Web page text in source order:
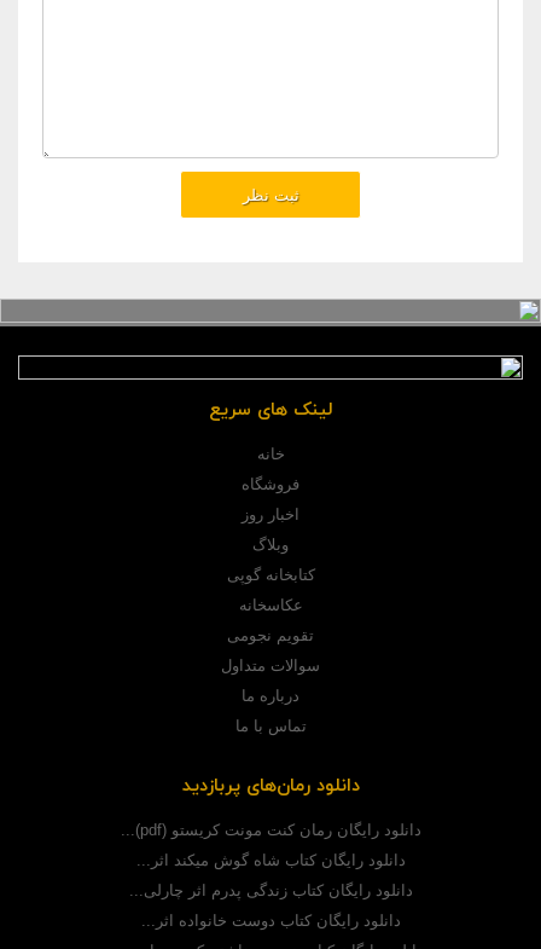
لینک های سریع
خانه
فروشگاه
اخبار روز
وبلاگ
کتابخانه گوپی
عکاسخانه
تقویم نجومی
سوالات متداول
درباره ما
تماس با ما
دانلود رمان‌های پربازدید
دانلود رایگان رمان کنت مونت کریستو (pdf)...
دانلود رایگان کتاب شاه گوش میکند اثر...
دانلود رایگان کتاب زندگی پدرم اثر چارلی...
دانلود رایگان کتاب دوست خانواده اثر...